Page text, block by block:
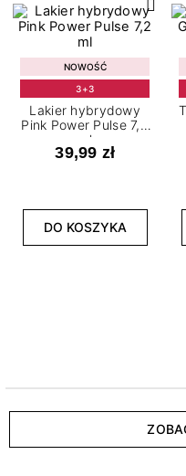
NOWOŚĆ
3+3
Lakier hybrydowy
Pink Power Pulse 7,2
ml
39,99 zł
DO KOSZYKA